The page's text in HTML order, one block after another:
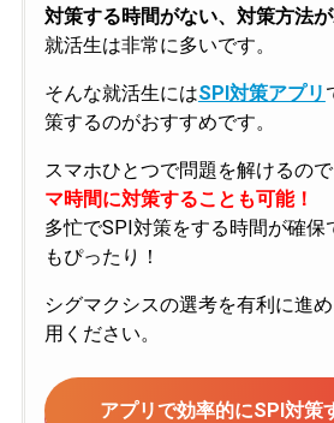
対策する時間がない、対策方法
就活生は非常に多いです。
そんな就活生にはSPI対策アプリ
策するのがおすすめです。
スマホひとつで問題を解けるの
マ時間に対策することも可能！
多忙でSPI対策をする時間が確保
もぴったり！
シグマクシスの選考を有利に進
用ください。
アプリで効率的にSPI対策